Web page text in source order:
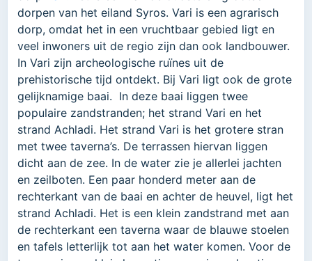
dorpen van het eiland Syros. Vari is een agrarisch
dorp, omdat het in een vruchtbaar gebied ligt en
veel inwoners uit de regio zijn dan ook landbouwer.
In Vari zijn archeologische ruïnes uit de
prehistorische tijd ontdekt. Bij Vari ligt ook de grote
gelijknamige baai. In deze baai liggen twee
populaire zandstranden; het strand Vari en het
strand Achladi. Het strand Vari is het grotere stran
met twee taverna’s. De terrassen hiervan liggen
dicht aan de zee. In de water zie je allerlei jachten
en zeilboten. Een paar honderd meter aan de
rechterkant van de baai en achter de heuvel, ligt het
strand Achladi. Het is een klein zandstrand met aan
de rechterkant een taverna waar de blauwe stoelen
en tafels letterlijk tot aan het water komen. Voor de